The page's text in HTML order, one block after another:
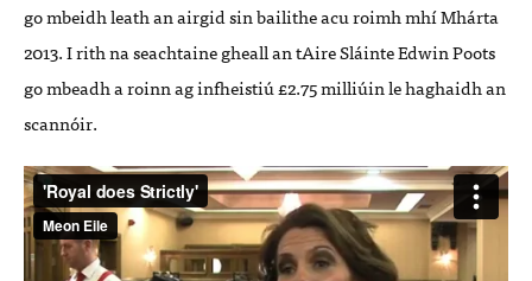
go mbeidh leath an airgid sin bailithe acu roimh mhí Mhárta
2013. I rith na seachtaine gheall an tAire Sláinte Edwin Poots
go mbeadh a roinn ag infheistiú £2.75 milliúin le haghaidh an
scannóir.